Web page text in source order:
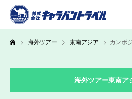
海外ツアー 東南アジア カンボジ
海外ツアー東南ア